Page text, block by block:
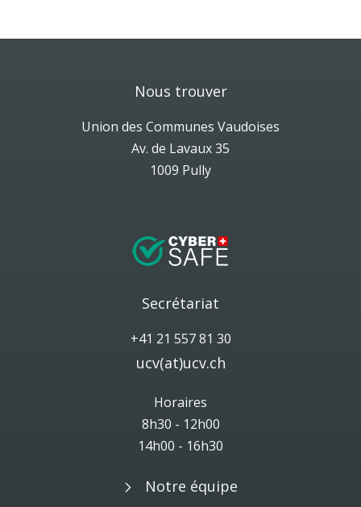
Nous trouver
Union des Communes Vaudoises
Av. de Lavaux 35
1009 Pully
Secrétariat
+41 21 557 81 30
ucv(at)ucv.ch
Horaires
8h30 - 12h00
14h00 - 16h30
Notre équipe